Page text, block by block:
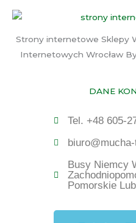
Strony internetowe Sklepy
Internetowych Wrocław
DANE
Tel. +48 605-
Busy Niemcy
Pomorskie